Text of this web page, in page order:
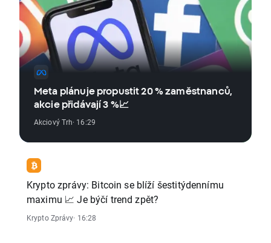
Meta plánuje propustit 20 % zaměstnanců,
akcie přidávají 3 %📈
Akciový Trh· 16:29
Krypto zprávy: Bitcoin se blíží šestitýdennímu
maximu 📈 Je býčí trend zpět?
Krypto Zprávy· 16:28